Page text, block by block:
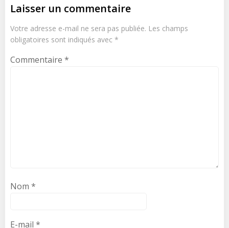
Laisser un commentaire
Votre adresse e-mail ne sera pas publiée. Les champs
obligatoires sont indiqués avec *
Commentaire *
Nom *
E-mail *